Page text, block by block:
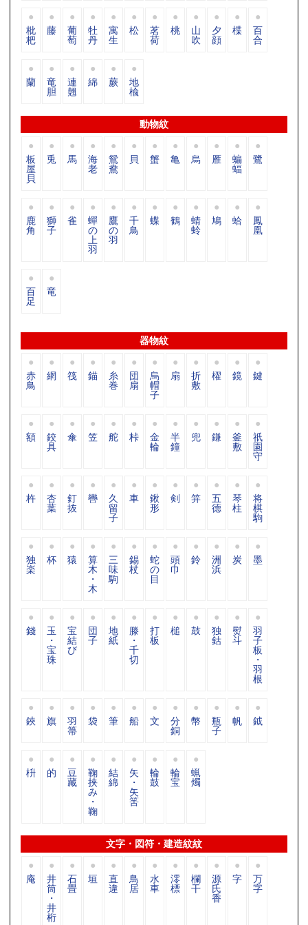
枇
杷
藤 葡
萄
牡
丹
寓
生
松 茗
荷
桃 山
吹
夕
顔
楪 百
合
蘭 竜
胆
連
翹
綿 蕨 地
楡
動物紋
板
屋
貝
兎 馬 海
老
鴛
鴦
貝 蟹 亀 烏 雁 蝙
蝠
鷺
鹿
角
獅
子
雀 蟬
の
上
羽
鷹
の
羽
千
鳥
蝶 鶴 蜻
蛉
鳩 蛤 鳳
凰
百
足
竜
器物紋
赤
鳥
網 筏 錨 糸
巻
団
扇
烏
帽
子
扇 折
敷
櫂 鏡 鍵
額 鉸
具
傘 笠 舵 桛 金
輪
半
鐘
兜 鎌 釜
敷
祇
園
守
杵 杏
葉
釘
抜
轡 久
留
子
車 鍬
形
剣 笄 五
德
琴
柱
将
棋
駒
独
楽
杯 猿 算
木
・
木
三
味
駒
錫
杖
蛇
の
目
頭
巾
鈴 洲
浜
炭 墨
錢 玉
・
宝
珠
宝
結
び
団
子
地
紙
滕
・
千
切
打
板
槌 鼓 独
鈷
熨
斗
羽
子
板
・
羽
根
鋏 旗 羽
箒
袋 筆 船 文 分
銅
幣 瓶
子
帆 鉞
枡 的 豆
藏
鞠
挟
み
・
鞠
結
綿
矢
・
矢
筈
輪
鼓
輪
宝
蝋
燭
文字・図符・建造紋紋
庵 井
筒
・
井
桁
石
畳
垣 直
違
鳥
居
水
車
澪
標
欄
干
源
氏
香
字 万
字